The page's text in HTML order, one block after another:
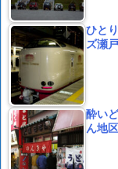
ひと
ズ瀬
酔い
ん地